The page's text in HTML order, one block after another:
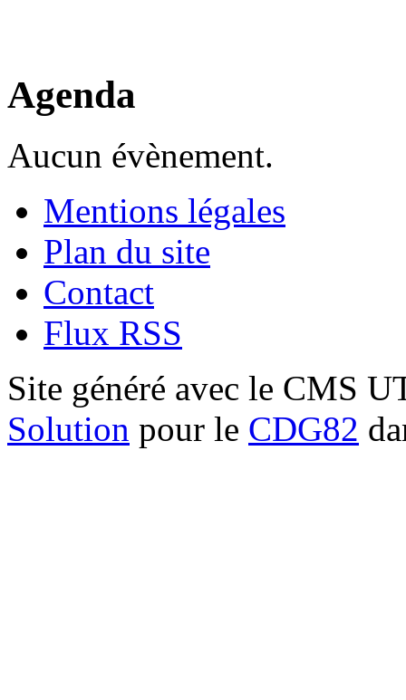
Agenda
Aucun évènement.
Mentions légales
Plan du site
Contact
Flux RSS
Site généré avec le CMS
Solution pour le CDG82